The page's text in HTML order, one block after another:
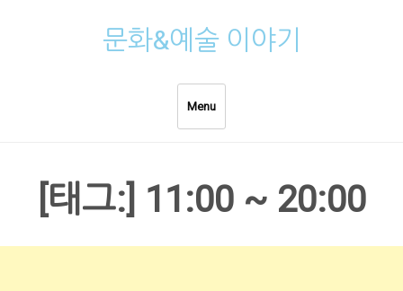
문화&예술 이야기
Menu
[태그:] 11:00 ~ 20:00